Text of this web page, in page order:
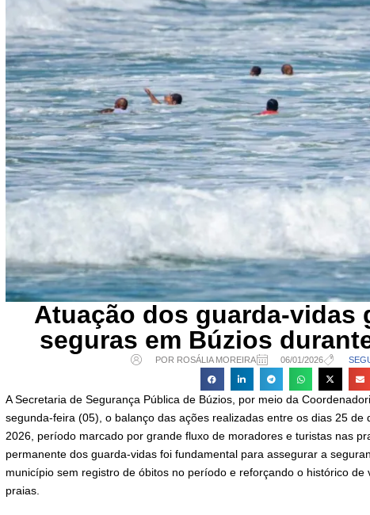
Atuação dos guarda-vidas
seguras em Búzios
POR ROSÁLIA MOREIRA 06/01/2026
A Secretaria de Segurança Pública de Búzios, por meio da
segunda-feira (05), o balanço das ações realizadas entre os dias 25
2026, período marcado por grande fluxo de moradores e turistas nas
permanente dos guarda-vidas foi fundamental para assegurar a
município sem registro de óbitos no período e reforçando o histórico
praias.